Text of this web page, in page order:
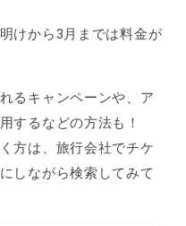
けから3月までは料金が
るキャンペーンや、ア
するなどの方法も！
方は、旅行会社でチケ
しながら検索してみて